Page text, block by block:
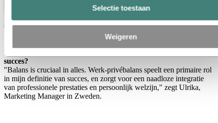
Selectie toestaan
Weigeren
Ulrika, welke rol speelt werk-privébalans in jouw definitie van
succes?
"Balans is cruciaal in alles. Werk-privébalans speelt een primaire rol
in mijn definitie van succes, en zorgt voor een naadloze integratie
van professionele prestaties en persoonlijk welzijn," zegt Ulrika,
Marketing Manager in Zweden.